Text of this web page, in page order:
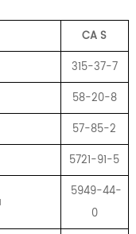
CAS
315-37-7
58-20-8
57-85-2
5721-91-5
5949-44-
0